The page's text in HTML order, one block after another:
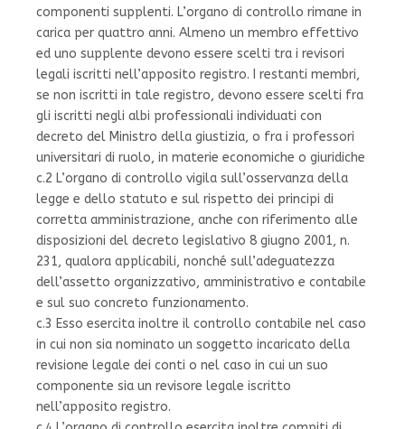
componenti supplenti. L’organo di controllo rimane in
carica per quattro anni. Almeno un membro effettivo
ed uno supplente devono essere scelti tra i revisori
legali iscritti nell’apposito registro. I restanti membri,
se non iscritti in tale registro, devono essere scelti fra
gli iscritti negli albi professionali individuati con
decreto del Ministro della giustizia, o fra i professori
universitari di ruolo, in materie economiche o giuridiche
c.2 L’organo di controllo vigila sull’osservanza della
legge e dello statuto e sul rispetto dei principi di
corretta amministrazione, anche con riferimento alle
disposizioni del decreto legislativo 8 giugno 2001, n.
231, qualora applicabili, nonché sull’adeguatezza
dell’assetto organizzativo, amministrativo e contabile
e sul suo concreto funzionamento.
c.3 Esso esercita inoltre il controllo contabile nel caso
in cui non sia nominato un soggetto incaricato della
revisione legale dei conti o nel caso in cui un suo
componente sia un revisore legale iscritto
nell’apposito registro.